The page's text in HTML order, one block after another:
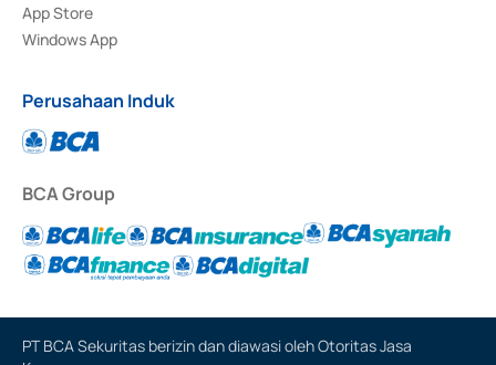
App Store
Windows App
Perusahaan Induk
BCA Group
PT BCA Sekuritas berizin dan diawasi oleh Otoritas Jasa